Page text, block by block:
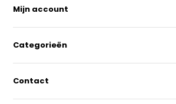
Mijn account
Categorieën
Contact